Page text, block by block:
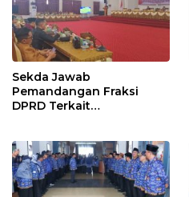
Sekda Jawab
Pemandangan Fraksi
DPRD Terkait
2024